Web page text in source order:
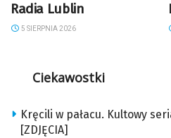
Radia Lublin
5 SIERPNIA 2026
Ciekawostki
Kręcili w pałacu. Kultowy
[ZDJĘCIA]